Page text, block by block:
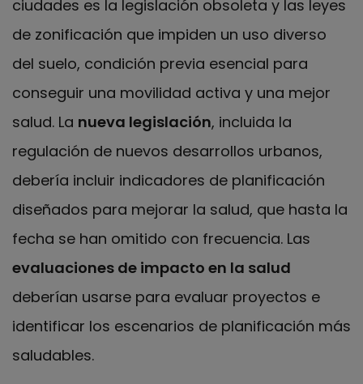
ciudades es la legislación obsoleta y las leyes
de zonificación que impiden un uso diverso
del suelo, condición previa esencial para
conseguir una movilidad activa y una mejor
salud. La nueva legislación, incluida la
regulación de nuevos desarrollos urbanos,
debería incluir indicadores de planificación
diseñados para mejorar la salud, que hasta la
fecha se han omitido con frecuencia. Las
evaluaciones de impacto en la salud
deberían usarse para evaluar proyectos e
identificar los escenarios de planificación más
saludables.